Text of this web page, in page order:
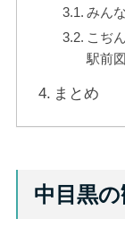
みん
こぢ
駅前
まとめ
中目黒